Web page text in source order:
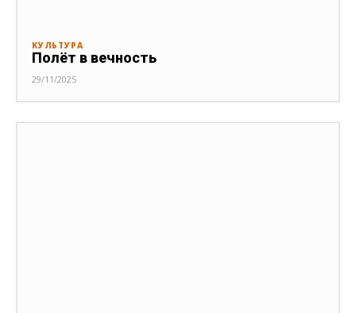
КУЛЬТУРА
Полёт в вечность
29/11/2025